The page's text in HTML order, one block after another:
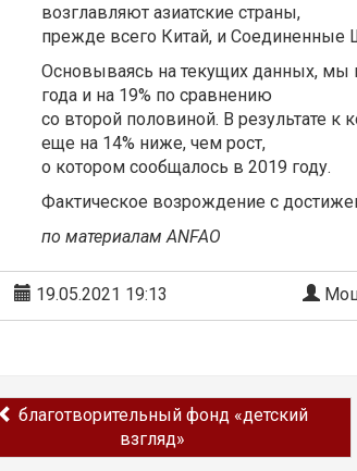
возглавляют азиатские страны,
прежде всего Китай, и Соединенные
Основываясь на текущих данных, мы
года и на 19% по сравнению
со второй половиной. В результате к
еще на 14% ниже, чем рост,
о котором сообщалось в 2019 году.
Фактическое возрождение с
по материалам ANFAO
19.05.2021 19:13
благотворительный фонд «детский
взгляд»